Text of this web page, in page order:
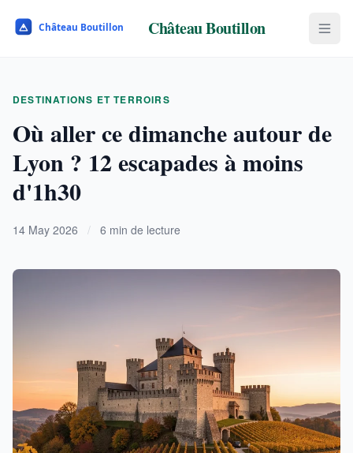
Château Boutillon
DESTINATIONS ET TERROIRS
Où aller ce dimanche autour de
Lyon ? 12 escapades à moins
d'1h30
14 May 2026 / 6 min de lecture